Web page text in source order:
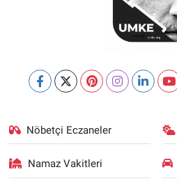
Nöbetçi Eczaneler
Namaz Vakitleri